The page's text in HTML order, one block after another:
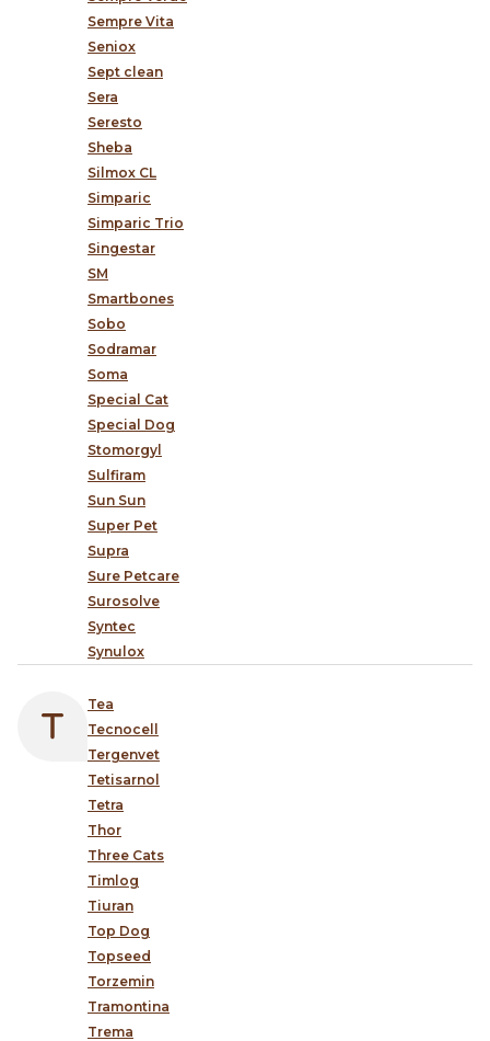
Sempre Vita
Seniox
Sept clean
Sera
Seresto
Sheba
Silmox CL
Simparic
Simparic Trio
Singestar
SM
Smartbones
Sobo
Sodramar
Soma
Special Cat
Special Dog
Stomorgyl
Sulfiram
Sun Sun
Super Pet
Supra
Sure Petcare
Surosolve
Syntec
Synulox
Tea
Tecnocell
Tergenvet
Tetisarnol
Tetra
Thor
Three Cats
Timlog
Tiuran
Top Dog
Topseed
Torzemin
Tramontina
Trema